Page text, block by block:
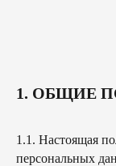
1. ОБЩИЕ
1.1. Настоящая
персональных